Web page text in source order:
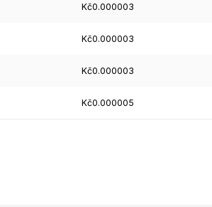
Kč0.000003
Kč0.000003
Kč0.000003
Kč0.000005